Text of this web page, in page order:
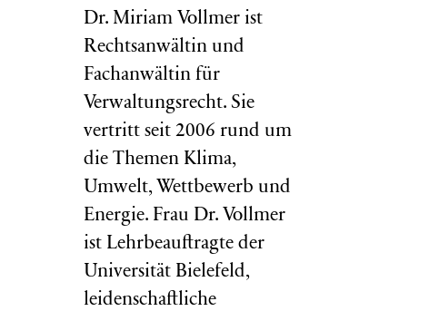
Dr. Miriam Vollmer ist
Rechtsanwältin und
Fachanwältin für
Verwaltungsrecht. Sie
vertritt seit 2006 rund um
die Themen Klima,
Umwelt, Wettbewerb und
Energie. Frau Dr. Vollmer
ist Lehrbeauftragte der
Universität Bielefeld,
leidenschaftliche